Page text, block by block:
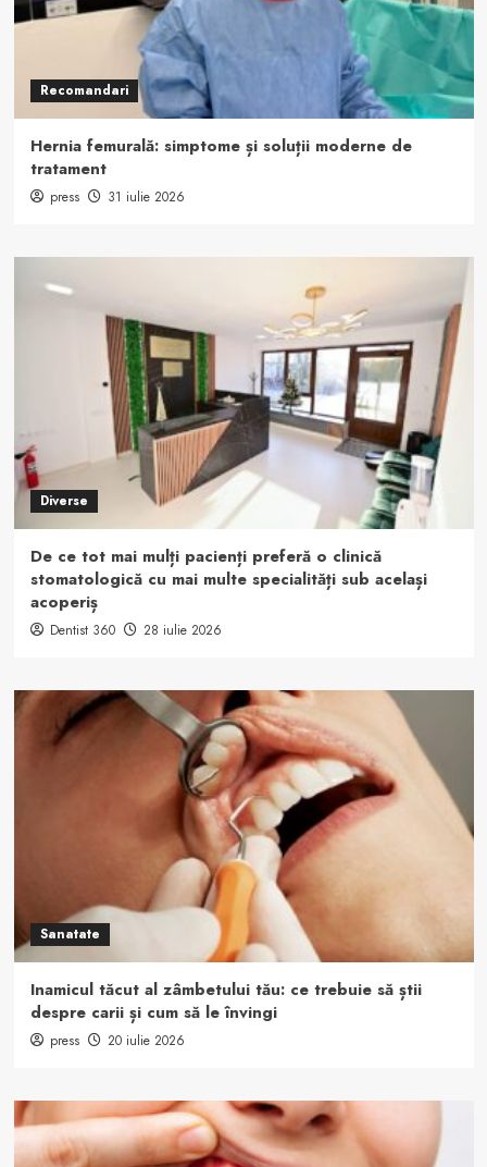
Recomandari
Hernia femurală: simptome și soluții moderne de
tratament
press 31 iulie 2026
Diverse
De ce tot mai mulți pacienți preferă o clinică
stomatologică cu mai multe specialități sub același
acoperiș
Dentist 360 28 iulie 2026
Sanatate
Inamicul tăcut al zâmbetului tău: ce trebuie să știi
despre carii și cum să le învingi
press 20 iulie 2026